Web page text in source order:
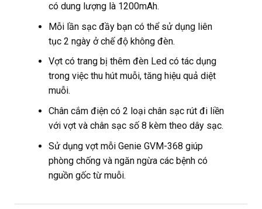
có dung lượng là 1200mAh.
Mỗi lần sạc đầy bạn có thể sử dụng liên
tục 2 ngày ở chế độ không đèn.
Vợt có trang bị thêm đèn Led có tác dụng
trong việc thu hút muỗi, tăng hiệu quả diệt
muỗi.
Chân cắm điện có 2 loại chân sạc rút đi liền
với vợt và chân sạc số 8 kèm theo dây sạc.
Sử dụng vợt mỗi Genie GVM-368 giúp
phòng chống và ngăn ngừa các bệnh có
nguồn gốc từ muỗi.